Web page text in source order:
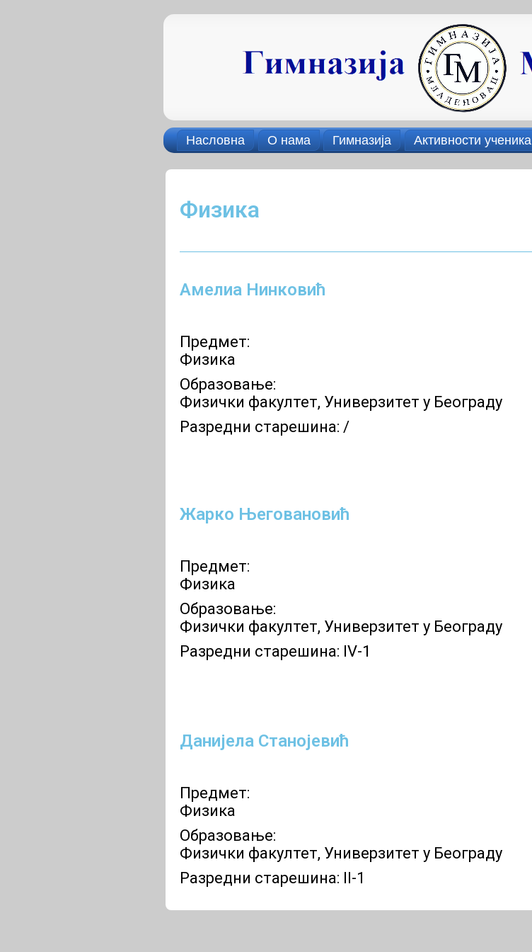
Насловна О нама Гимназија Активности ученика
Физика
Амелиа Нинковић
Предмет:
Физика
Образовање:
Физички факултет, Универзитет у Београду
Разредни старешина: /
Жарко Његовановић
Предмет:
Физика
Образовање:
Физички факултет, Универзитет у Београду
Разредни старешина: IV-1
Данијела Станојевић
Предмет:
Физика
Образовање:
Физички факултет, Универзитет у Београду
Разредни старешина: II-1